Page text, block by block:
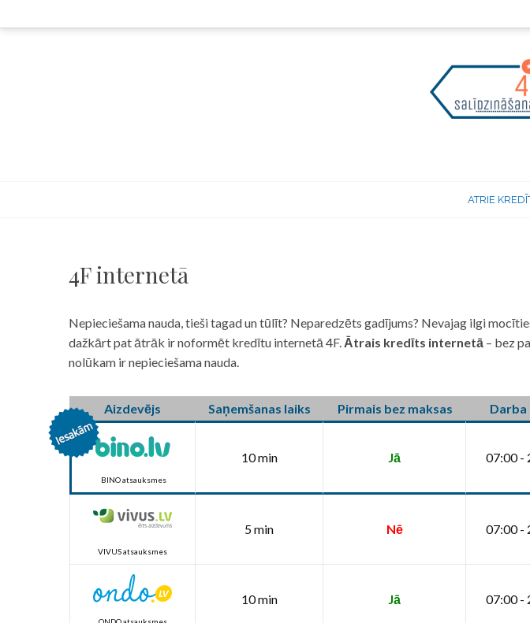
to
ATRIE
4F internetā
Nepieciešama nauda, tieši tagad un tūlīt? Neparedzēts gadījums? Nevajag ilgi
dažkārt pat ātrāk ir noformēt kredītu internetā 4F. Ātrais kredīts internetā – bez
nolūkam ir nepieciešama nauda.
Aizdevējs Saņemšanas laiks Pirmais bez maksas Darba
BINO atsauksmes
10 min Jā 07:00 -
VIVUS atsauksmes
5 min Nē 07:00 -
10 min Jā 07:00 -